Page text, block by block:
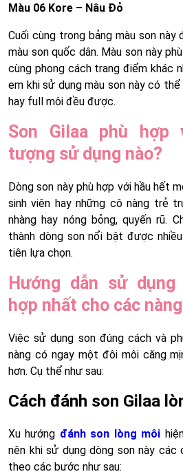
Màu 06 Kore – Nâu Đỏ
Cuối cùng trong bảng màu son này
màu son quốc dân. Màu son này
cùng phong cách trang điểm khác
em khi sử dụng màu son này có
hay full môi đều được.
Son Gilaa phù hợp
tượng sử dụng nào?
Dòng son này phù hợp với hầu hết
sinh viên hay những cô nàng trẻ
nhàng hay nóng bỏng, quyến rũ.
thành dòng son nổi bật được
tiên lựa chọn.
Hướng dẫn sử
hợp nhất cho các nàng
Việc sử dụng son đúng cách và
nàng có ngay một đôi môi căng
hơn. Cụ thể như sau:
Cách đánh son Gilaa
Xu hướng đánh son lòng môi
nên khi sử dụng dòng son này
theo các bước như sau: